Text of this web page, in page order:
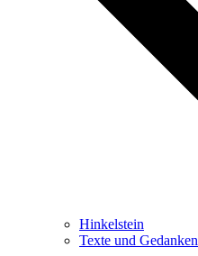
Hinkelstein
Texte und Gedanken